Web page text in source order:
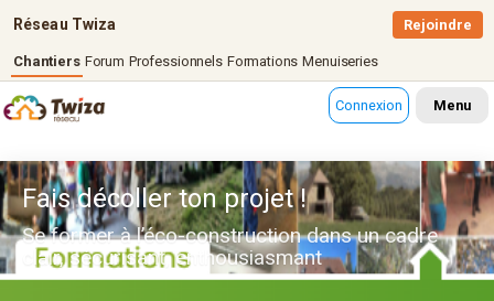
Réseau Twiza
Chantiers Forum Professionnels Formations Menuiseries
Rejoindre
Connexion Menu
Fais décoller ton projet !
Se former à l’éco-construction dans un cadre
clair, sécurisant, enthousiasmant